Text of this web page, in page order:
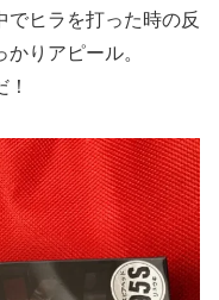
でヒラを打った時の反
りアピール。